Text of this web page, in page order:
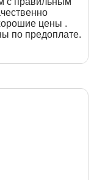
цены .
по предоплате.